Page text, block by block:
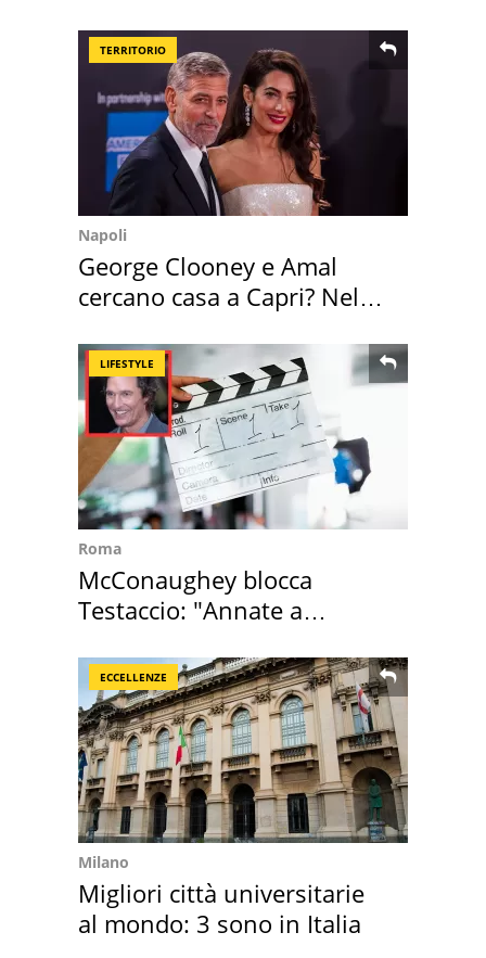
TERRITORIO
Napoli
George Clooney e Amal
cercano casa a Capri? Nel
LIFESTYLE
Roma
McConaughey blocca
Testaccio: "Annate a
ECCELLENZE
Milano
Migliori città universitarie
al mondo: 3 sono in Italia